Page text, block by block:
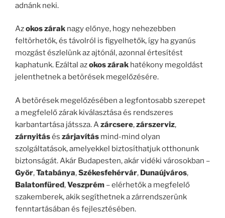
adnánk neki.
Azokos zárak nagy előnye, hogy nehezebben
feltörhetők, és távolról is figyelhetők, így ha gyanús
mozgást észlelünk az ajtónál, azonnal értesítést
kaphatunk. Ezáltal azokos zárak hatékony megoldást
jelenthetnek a betörések megelőzésére.
A betörések megelőzésében a legfontosabb szerepet
a megfelelő zárak kiválasztása és rendszeres
karbantartása játssza. Azárcsere,zárszerviz,
zárnyitásés zárjavítás mind-mind olyan
szolgáltatások, amelyekkel biztosíthatjuk otthonunk
biztonságát. Akár Budapesten, akár vidéki városokban –
Győr,Tatabánya,Székesfehérvár, Dunaújváros,
Balatonfüred,Veszprém – elérhetők a megfelelő
szakemberek, akik segíthetnek a zárrendszerünk
fenntartásában és fejlesztésében.